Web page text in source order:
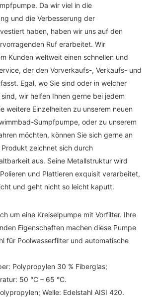
Da wir viel in die
und die Verbesserung der
haben, haben wir uns auf den
Ruf erarbeitet. Wir
Kunden weltweit einen schnellen und
der den Vorverkaufs-, Verkaufs- und
Egal, wo Sie sind oder in welcher
wir helfen Ihnen gerne bei jedem
weitere Einzelheiten zu unserem neuen
Sumpfpumpe, oder zu unserem
möchten, können Sie sich gerne an
Produkt zeichnet sich durch
aus. Seine Metallstruktur wird
und Plattieren exquisit verarbeitet,
und geht nicht so leicht kaputt.
um eine Kreiselpumpe mit Vorfilter. Ihre
Eigenschaften machen diese Pumpe
für Poolwasserfilter und automatische
Polypropylen 30 % Fiberglas;
50 °C – 65 °C.
Welle: Edelstahl AISI 420.